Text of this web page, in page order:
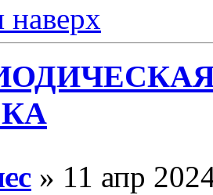
наверх
» 11 апр